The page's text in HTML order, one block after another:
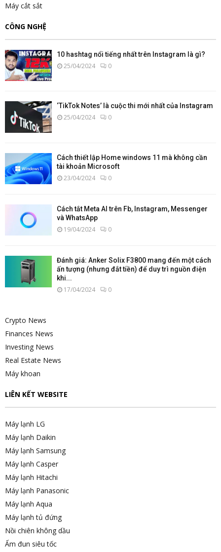
Máy cắt sắt
CÔNG NGHỆ
10 hashtag nổi tiếng nhất trên Instagram là gì?
25/04/2024 0
‘TikTok Notes’ là cuộc thi mới nhất của Instagram
25/04/2024 0
Cách thiết lập Home windows 11 mà không cần
tài khoản Microsoft
23/04/2024 0
Cách tắt Meta AI trên Fb, Instagram, Messenger
và WhatsApp
19/04/2024 0
Đánh giá: Anker Solix F3800 mang đến một cách
ấn tượng (nhưng đắt tiền) để duy trì nguồn điện
khi...
17/04/2024 0
Crypto News
Finances News
Investing News
Real Estate News
Máy khoan
LIÊN KẾT WEBSITE
Máy lạnh LG
Máy lạnh Daikin
Máy lạnh Samsung
Máy lạnh Casper
Máy lạnh Hitachi
Máy lạnh Panasonic
Máy lạnh Aqua
Máy lạnh tủ đứng
Nồi chiên không dầu
Ấm đun siêu tốc